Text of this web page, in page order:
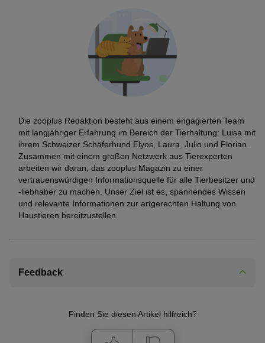
Die zooplus Redaktion besteht aus einem engagierten Team
mit langjähriger Erfahrung im Bereich der Tierhaltung: Luisa mit
ihrem Schweizer Schäferhund Elyos, Laura, Julio und Florian.
Zusammen mit einem großen Netzwerk aus Tierexperten
arbeiten wir daran, das zooplus Magazin zu einer
vertrauenswürdigen Informationsquelle für alle Tierbesitzer und
-liebhaber zu machen. Unser Ziel ist es, spannendes Wissen
und relevante Informationen zur artgerechten Haltung von
Haustieren bereitzustellen.
Feedback
Finden Sie diesen Artikel hilfreich?